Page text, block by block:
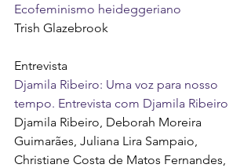
Ecofeminismo heideggeriano
Trish Glazebrook
Entrevista
Djamila Ribeiro: Uma voz para nosso
tempo. Entrevista com Djamila Ribeiro
Djamila Ribeiro, Deborah Moreira
Guimarães, Juliana Lira Sampaio,
Christiane Costa de Matos Fernandes,